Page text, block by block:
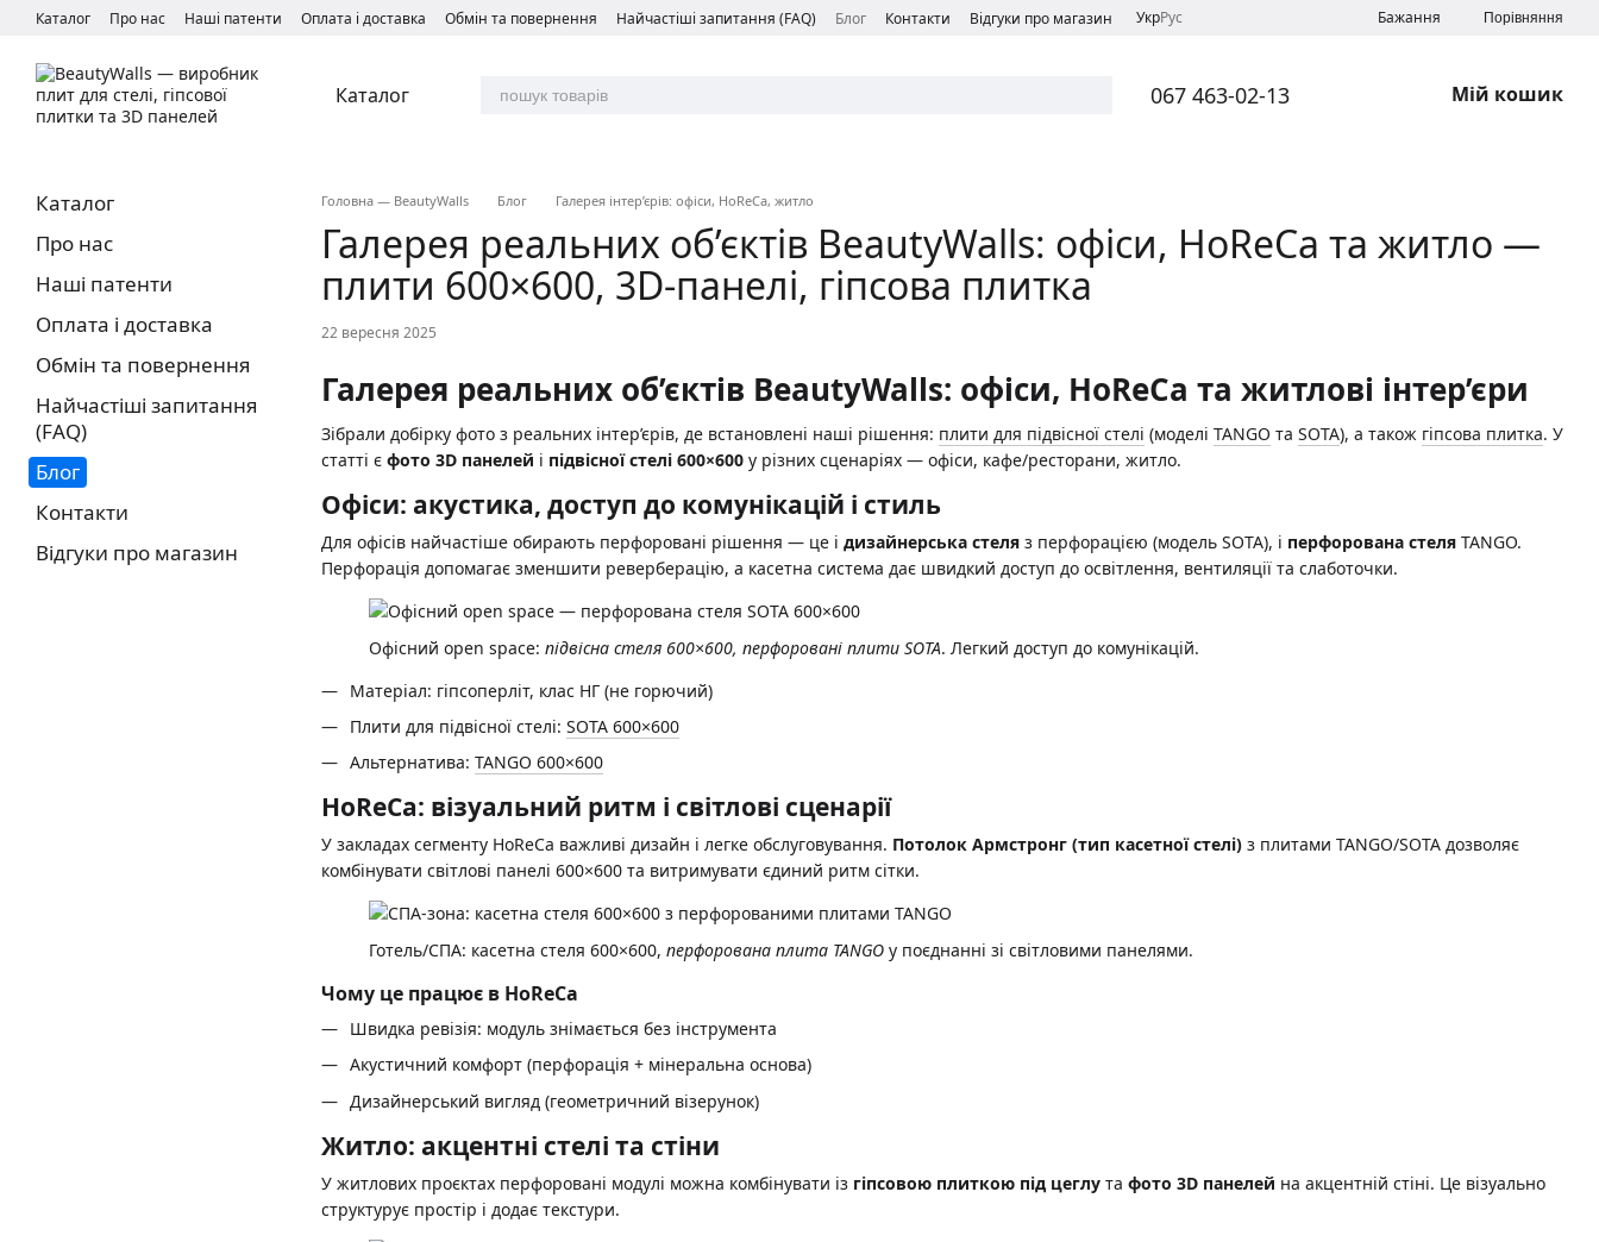
Перейти до основного контенту
Каталог Про нас Наші патенти Оплата і доставка Обмін та повернення Найчастіші запитання (FAQ) Блог Контакти Відгуки про магазин УкрРус Бажання Порівняння
Каталог 067 463-02-13 Мій кошик
Головна — BeautyWalls Блог Галерея інтер’єрів: офіси, HoReCa, житло
Галерея реальних об’єктів BeautyWalls: офіси, HoReCa та житло —
плити 600×600, 3D-панелі, гіпсова плитка
22 вересня 2025
Галерея реальних об’єктів BeautyWalls: офіси, HoReCa та житлові інтер’єри
Зібрали добірку фото з реальних інтер’єрів, де встановлені наші рішення: плити для підвісної стелі (моделі TANGO та SOTA), а також гіпсова плитка. У
статті є фото 3D панелей і підвісної стелі 600×600 у різних сценаріях — офіси, кафе/ресторани, житло.
Офіси: акустика, доступ до комунікацій і стиль
Для офісів найчастіше обирають перфоровані рішення — це і дизайнерська стеля з перфорацією (модель SOTA), і перфорована стеля TANGO.
Перфорація допомагає зменшити реверберацію, а касетна система дає швидкий доступ до освітлення, вентиляції та слаботочки.
Офісний open space: підвісна стеля 600×600, перфоровані плити SOTA. Легкий доступ до комунікацій.
Матеріал: гіпсоперліт, клас НГ (не горючий)
Плити для підвісної стелі: SOTA 600×600
Альтернатива: TANGO 600×600
HoReCa: візуальний ритм і світлові сценарії
У закладах сегменту HoReCa важливі дизайн і легке обслуговування. Потолок Армстронг (тип касетної стелі) з плитами TANGO/SOTA дозволяє
комбінувати світлові панелі 600×600 та витримувати єдиний ритм сітки.
Готель/СПА: касетна стеля 600×600, перфорована плита TANGO у поєднанні зі світловими панелями.
Чому це працює в HoReCa
Швидка ревізія: модуль знімається без інструмента
Акустичний комфорт (перфорація + мінеральна основа)
Дизайнерський вигляд (геометричний візерунок)
Житло: акцентні стелі та стіни
У житлових проєктах перфоровані модулі можна комбінувати із гіпсовою плиткою під цеглу та фото 3D панелей на акцентній стіні. Це візуально
структурує простір і додає текстури.
Каталог
Про нас
Наші патенти
Оплата і доставка
Обмін та повернення
Найчастіші запитання
(FAQ)
Блог
Контакти
Відгуки про магазин